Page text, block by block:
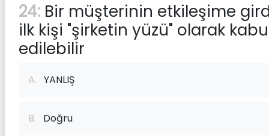
24: Bir müşterinin etkileşime
ilk kişi "şirketin yüzü" olarak
edilebilir
A. YANLIŞ
B. Doğru